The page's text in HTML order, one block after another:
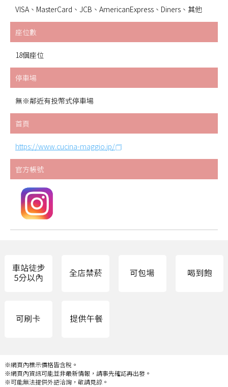
VISA、MasterCard、JCB、AmericanExpress、Diners、其他
座位數
18個座位
停車場
無※鄰近有投幣式停車場
首頁
https://www.cucina-maggio.jp/
官方帳號
※網頁內標示價格皆含稅。
※網頁內資訊可能並非最新情報，請事先確認再出發。
※可能無法提供外語洽詢，敬請見諒。